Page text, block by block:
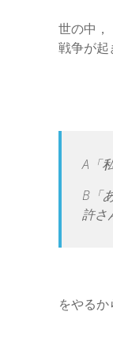
世の中，
戦争が起
A「
B「
許さ
をやるか